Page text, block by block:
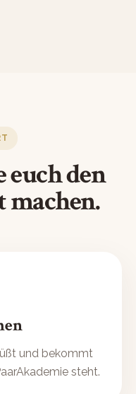
euch den
machen.
und bekommt
steht.